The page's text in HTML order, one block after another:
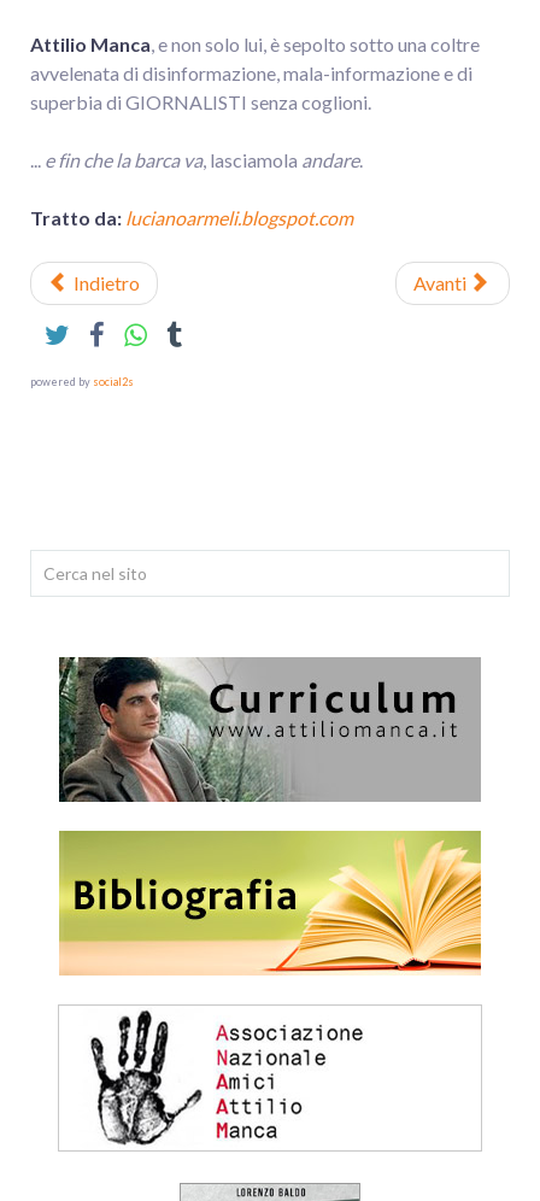
Attilio Manca, e non solo lui, è sepolto sotto una coltre
avvelenata di disinformazione, mala-informazione e di
superbia di GIORNALISTI senza coglioni.
... e fin che la barca va, lasciamola andare.
Tratto da: lucianoarmeli.blogspot.com
Indietro Avanti
powered by social2s
Cerca...